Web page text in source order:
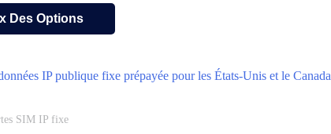
Des Options
SIM IP fixe